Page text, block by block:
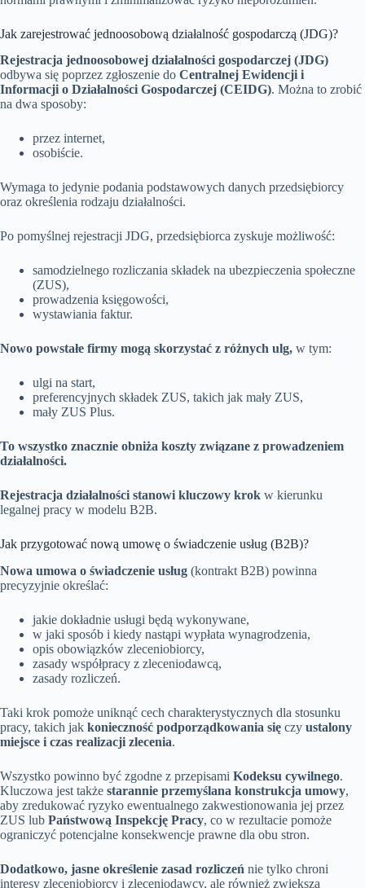
Jak zarejestrować jednoosobową działalność gospodarczą (JDG)?
Rejestracja jednoosobowej działalności gospodarczej (JDG)
odbywa się poprzez zgłoszenie do Centralnej Ewidencji i
Informacji o Działalności Gospodarczej (CEIDG). Można to zrobić
na dwa sposoby:
przez internet,
osobiście.
Wymaga to jedynie podania podstawowych danych przedsiębiorcy
oraz określenia rodzaju działalności.
Po pomyślnej rejestracji JDG, przedsiębiorca zyskuje możliwość:
samodzielnego rozliczania składek na ubezpieczenia społeczne
(ZUS),
prowadzenia księgowości,
wystawiania faktur.
Nowo powstałe firmy mogą skorzystać z różnych ulg, w tym:
ulgi na start,
preferencyjnych składek ZUS, takich jak mały ZUS,
mały ZUS Plus.
To wszystko znacznie obniża koszty związane z prowadzeniem
działalności.
Rejestracja działalności stanowi kluczowy krok w kierunku
legalnej pracy w modelu B2B.
Jak przygotować nową umowę o świadczenie usług (B2B)?
Nowa umowa o świadczenie usług (kontrakt B2B) powinna
precyzyjnie określać:
jakie dokładnie usługi będą wykonywane,
w jaki sposób i kiedy nastąpi wypłata wynagrodzenia,
opis obowiązków zleceniobiorcy,
zasady współpracy z zleceniodawcą,
zasady rozliczeń.
Taki krok pomoże uniknąć cech charakterystycznych dla stosunku
pracy, takich jak konieczność podporządkowania się czy ustalony
miejsce i czas realizacji zlecenia.
Wszystko powinno być zgodne z przepisami Kodeksu cywilnego.
Kluczowa jest także starannie przemyślana konstrukcja umowy,
aby zredukować ryzyko ewentualnego zakwestionowania jej przez
ZUS lub Państwową Inspekcję Pracy, co w rezultacie pomoże
ograniczyć potencjalne konsekwencje prawne dla obu stron.
Dodatkowo, jasne określenie zasad rozliczeń nie tylko chroni
interesy zleceniobiorcy i zleceniodawcy, ale również zwiększa